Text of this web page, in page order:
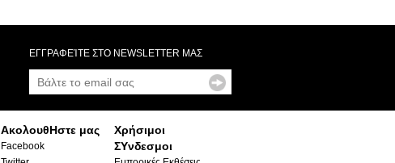
ΕΓΓΡΑΦΕΊΤΕ ΣΤΟ NEWSLETTER ΜΑΣ
ΑκολουθΗστε μας
Facebook
Χρήσιμοι
ΣΥνδεσμοι